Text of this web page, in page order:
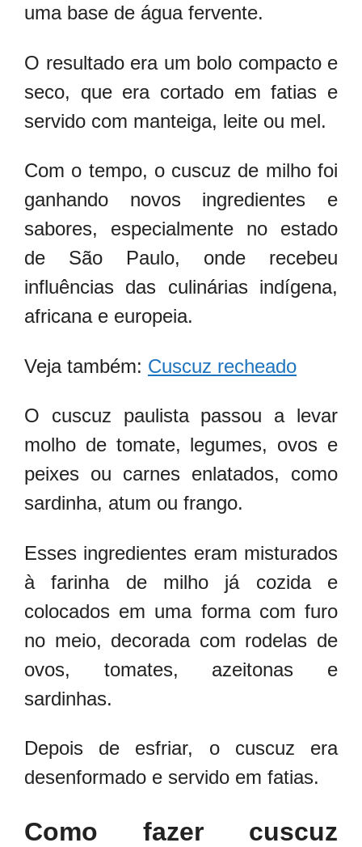
uma base de água fervente.
O resultado era um bolo compacto e
seco, que era cortado em fatias e
servido com manteiga, leite ou mel.
Com o tempo, o cuscuz de milho foi
ganhando novos ingredientes e
sabores, especialmente no estado
de São Paulo, onde recebeu
influências das culinárias indígena,
africana e europeia.
Veja também: Cuscuz recheado
O cuscuz paulista passou a levar
molho de tomate, legumes, ovos e
peixes ou carnes enlatados, como
sardinha, atum ou frango.
Esses ingredientes eram misturados
à farinha de milho já cozida e
colocados em uma forma com furo
no meio, decorada com rodelas de
ovos, tomates, azeitonas e
sardinhas.
Depois de esfriar, o cuscuz era
desenformado e servido em fatias.
Como fazer cuscuz